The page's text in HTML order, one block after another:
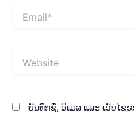
ບັນທຶກຊື່, ອີເມລ ແລະ ເວັບໄຊ